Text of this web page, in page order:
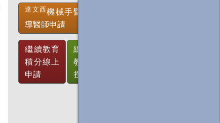
達文西機械手臂手術指
導醫師申請
繼續教育
積分線上
申請
線上繼續
教育積分
授予辦法